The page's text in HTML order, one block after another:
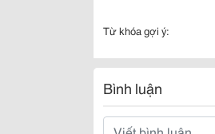
Từ khóa gợi ý:
Bình luận